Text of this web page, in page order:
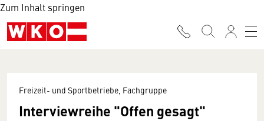
Zum Inhalt springen
Freizeit- und Sportbetriebe, Fachgruppe
Interviewreihe "Offen gesagt"